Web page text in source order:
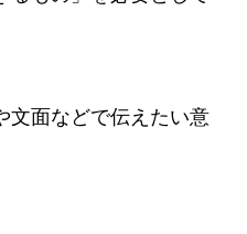
文面などで伝えたい意